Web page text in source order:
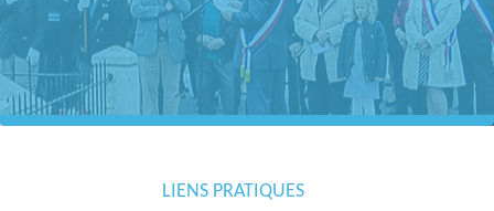
LIENS PRATIQUES